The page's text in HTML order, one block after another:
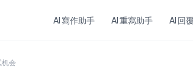
AI 寫作助手 AI 重寫助手 AI 回
会